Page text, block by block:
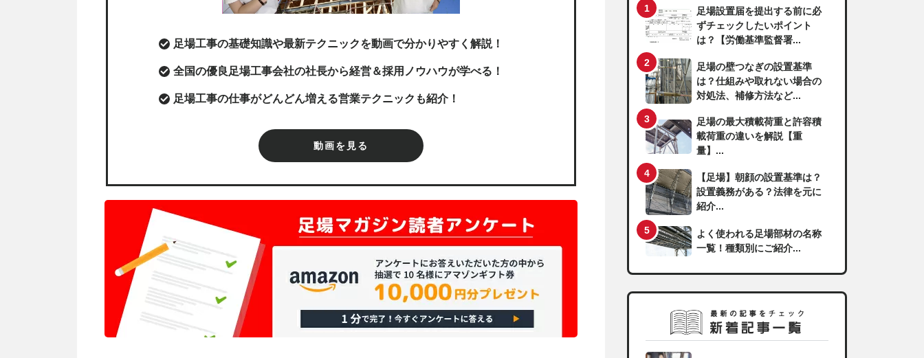
足場工事の基礎知識や最新テクニックを動画で分かりやすく解説！
全国の優良足場工事会社の社長から経営＆採用ノウハウが学べる！
足場工事の仕事がどんどん増える営業テクニックも紹介！
動画を見る
足場設置届を提出する前に必
ずチェックしたいポイント
は？【労働基準監督署...
足場の壁つなぎの設置基準
は？仕組みや取れない場合の
対処法、補修方法など...
足場の最大積載荷重と許容積
載荷重の違いを解説【重
量】...
【足場】朝顔の設置基準は？
設置義務がある？法律を元に
紹介...
よく使われる足場部材の名称
一覧！種類別にご紹介...